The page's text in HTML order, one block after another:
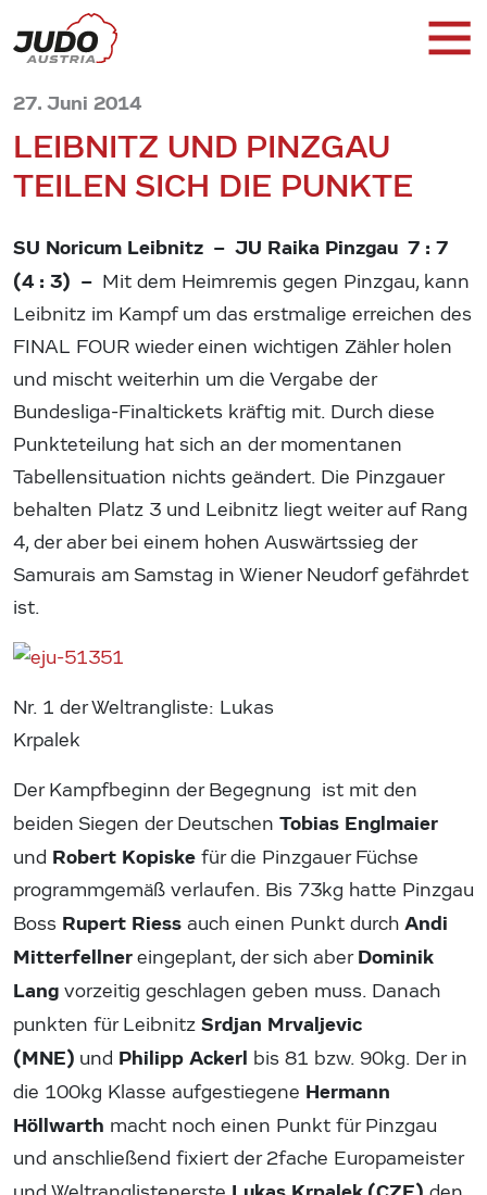
27. Juni 2014
LEIBNITZ UND PINZGAU
TEILEN SICH DIE PUNKTE
SU Noricum Leibnitz – JU Raika Pinzgau 7 : 7
(4 : 3) – Mit dem Heimremis gegen Pinzgau, kann
Leibnitz im Kampf um das erstmalige erreichen des
FINAL FOUR wieder einen wichtigen Zähler holen
und mischt weiterhin um die Vergabe der
Bundesliga-Finaltickets kräftig mit. Durch diese
Punkteteilung hat sich an der momentanen
Tabellensituation nichts geändert. Die Pinzgauer
behalten Platz 3 und Leibnitz liegt weiter auf Rang
4, der aber bei einem hohen Auswärtssieg der
Samurais am Samstag in Wiener Neudorf gefährdet
ist.
Nr. 1 der Weltrangliste: Lukas
Krpalek
Der Kampfbeginn der Begegnung ist mit den
beiden Siegen der Deutschen Tobias Englmaier
und Robert Kopiske für die Pinzgauer Füchse
programmgemäß verlaufen. Bis 73kg hatte Pinzgau
Boss Rupert Riess auch einen Punkt durch Andi
Mitterfellnereingeplant, der sich aberDominik
Lang vorzeitig geschlagen geben muss. Danach
punkten für Leibnitz Srdjan Mrvaljevic
(MNE) und Philipp Ackerl bis 81 bzw. 90kg. Der in
die 100kg Klasse aufgestiegene Hermann
Höllwarth macht noch einen Punkt für Pinzgau
und anschließend fixiert der 2fache Europameister